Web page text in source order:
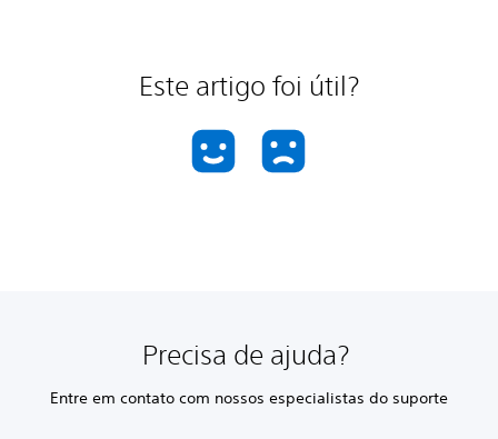
Este artigo foi útil?
Precisa de ajuda?
Entre em contato com nossos especialistas do suporte